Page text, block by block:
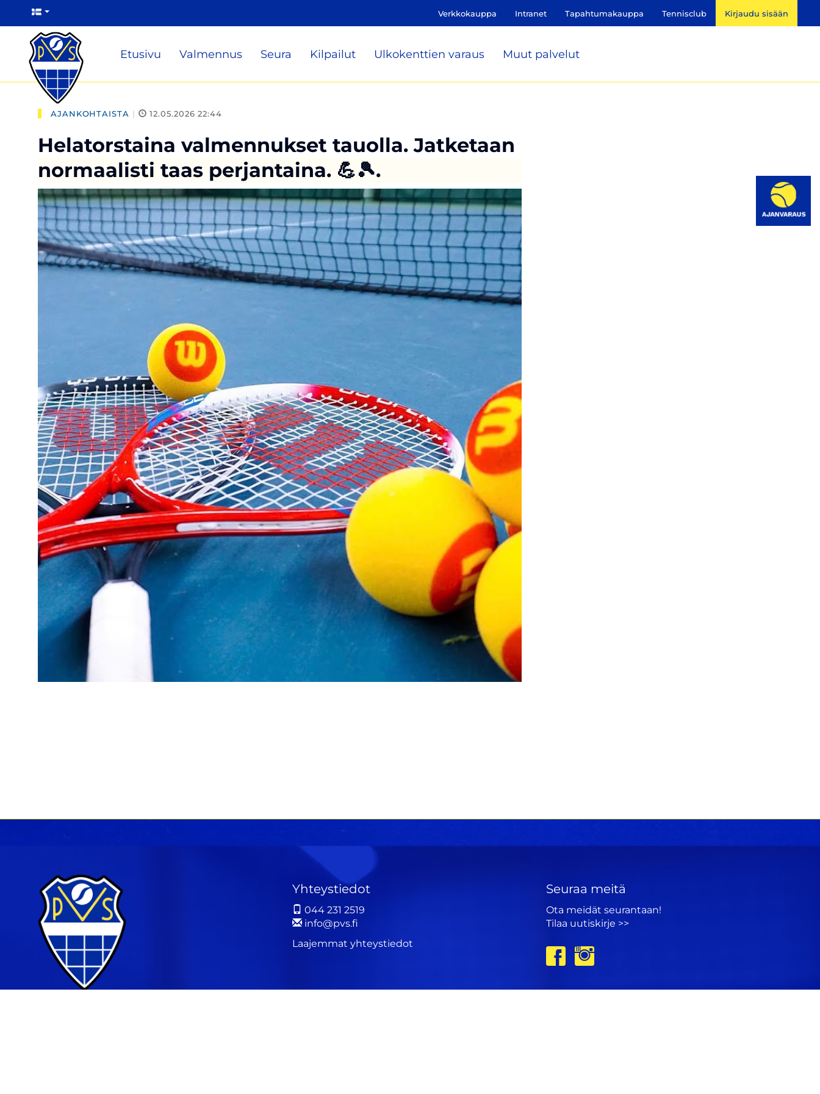
Verkkokauppa Intranet Tapahtumakauppa Tennisclub Kirjaudu sisään
Etusivu Valmennus Seura Kilpailut Ulkokenttien varaus Muut palvelut
AJANKOHTAISTA | 12.05.2026 22:44
Helatorstaina valmennukset tauolla. Jatketaan
normaalisti taas perjantaina. 💪🎾.
Yhteystiedot
044 231 2519
info@pvs.fi
Laajemmat yhteystiedot
Seuraa meitä
Ota meidät seurantaan!
Tilaa uutiskirje >>